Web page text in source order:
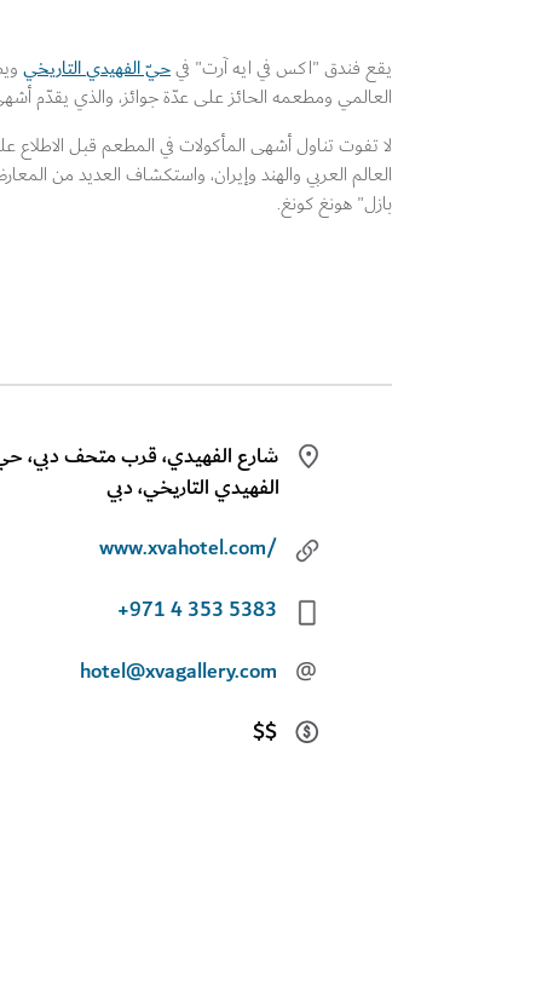
يقع فندق "اكس في ايه آرت" فيحيّ الفهيدي التاريخي ويضمّ 14 غرفة
العالمي ومطعمه الحائز على عدّة جوائز، والذي يقدّم أشهى
لا تفوت تناول أشهى المأكولات في المطعم قبل
العالم العربي والهند وإيران، واستكشاف العديد من
بازل" هونغ كونغ.
شارع الفهيدي، قرب متحف دبي،
الفهيدي التاريخي، دبي
www.xvahotel.com/
+971 4 353 5383
@
hotel@xvagallery.com
$$